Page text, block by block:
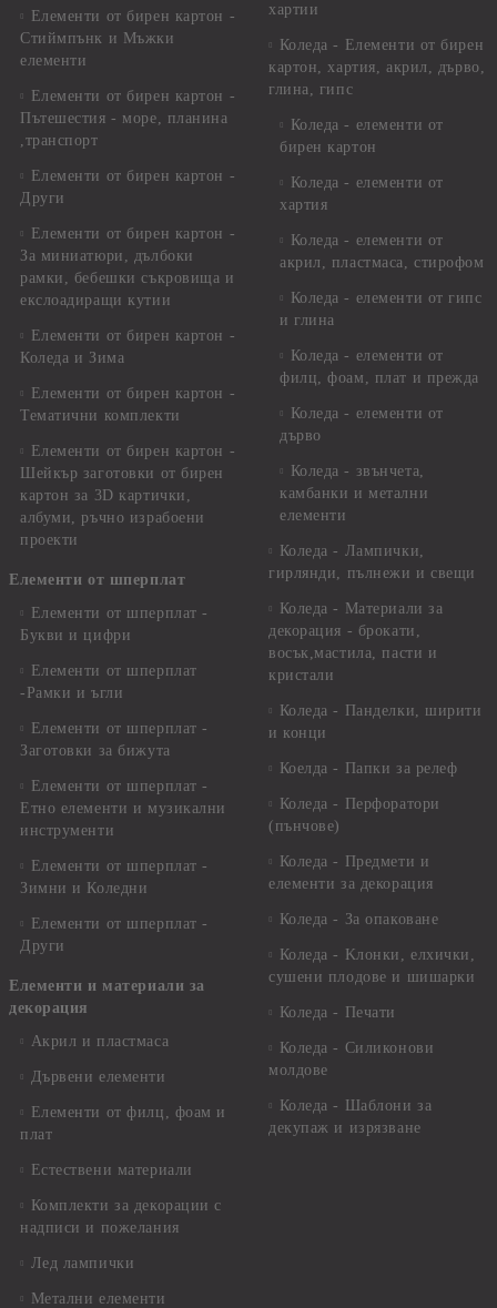
Елементи от бирен картон -
Стиймпънк и Мъжки
елементи
Елементи от бирен картон -
Пътешестия - море, планина
,транспорт
Елементи от бирен картон -
Други
Елементи от бирен картон -
За миниатюри, дълбоки
рамки, бебешки съкровища и
екслоадиращи кутии
Елементи от бирен картон -
Коледа и Зима
Елементи от бирен картон -
Тематични комплекти
Елементи от бирен картон -
Шейкър заготовки от бирен
картон за 3D картички,
албуми, ръчно израбоени
проекти
Елементи от шперплат
Елементи от шперплат -
Букви и цифри
Елементи от шперплат
-Рамки и ъгли
Елементи от шперплат -
Заготовки за бижута
Елементи от шперплат -
Етно елементи и музикални
инструменти
Елементи от шперплат -
Зимни и Коледни
Елементи от шперплат -
Други
Елементи и материали за
декорация
Акрил и пластмаса
Дървени елементи
Елементи от филц, фоам и
плат
Естествени материали
Комплекти за декорации с
надписи и пожелания
Лед лампички
Метални елементи
хартии
Коледа - Eлементи от бирен
картон, хартия, акрил, дърво,
глина, гипс
Коледа - елементи от
бирен картон
Коледа - елементи от
хартия
Коледа - елементи от
акрил, пластмаса, стирофом
Коледа - елементи от гипс
и глина
Коледа - елементи от
филц, фоам, плат и прежда
Коледа - елементи от
дърво
Коледа - звънчета,
камбанки и метални
елементи
Коледа - Лампички,
гирлянди, пълнежи и свещи
Коледа - Материали за
декорация - брокати,
восък,мастила, пасти и
кристали
Коледа - Панделки, ширити
и конци
Коелда - Папки за релеф
Коледа - Перфоратори
(пънчове)
Коледа - Предмети и
елементи за декорация
Коледа - За опаковане
Коледа - Kлонки, елхички,
сушени плодове и шишарки
Коледа - Печати
Коледа - Силиконови
молдове
Коледа - Шаблони за
декупаж и изрязване